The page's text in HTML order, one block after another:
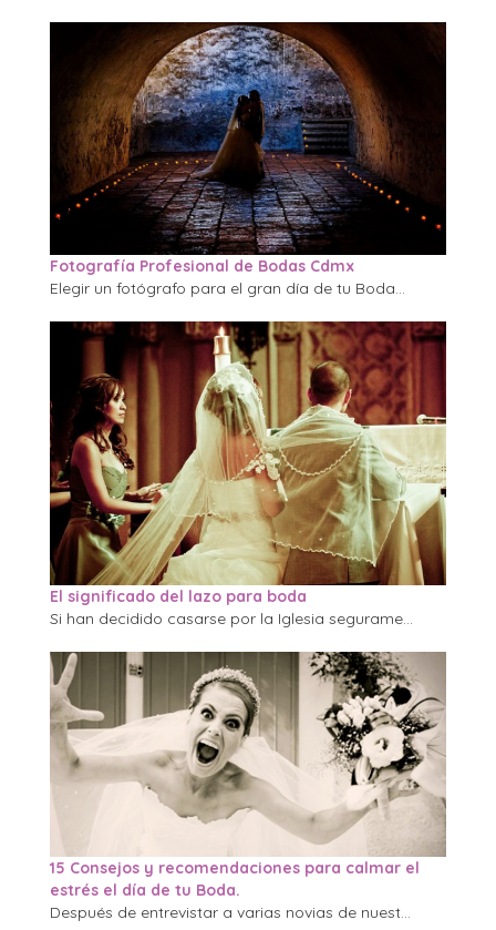
Fotografía Profesional de Bodas Cdmx
Elegir un fotógrafo para el gran día de tu Boda...
El significado del lazo para boda
Si han decidido casarse por la Iglesia segurame...
15 Consejos y recomendaciones para calmar el
estrés el día de tu Boda.
Después de entrevistar a varias novias de nuest...